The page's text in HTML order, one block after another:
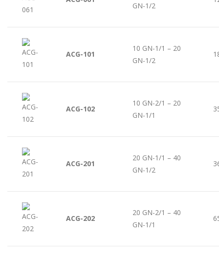
GN-1/2
ACG-101
10 GN-1/1 – 20
GN-1/2
ACG-102
10 GN-2/1 – 20
GN-1/1
ACG-201
20 GN-1/1 – 40
GN-1/2
ACG-202
20 GN-2/1 – 40
GN-1/1